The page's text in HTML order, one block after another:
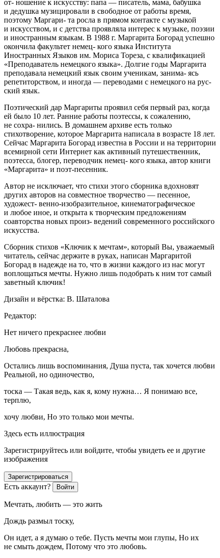
от- ношение к искусству: папа — писатель, мама, бабушка
и дедушка музицировали в свободное от работы время,
поэтому Маргари- та росла в прямом контакте с музыкой
и искусством, и с детства проявляла интерес к музыке, поэзии
и иностранным языкам. В 1988 г. Маргарита Богорад успешно
окончила факультет немец- кого языка Института
Иностранных Языков им. Мориса Тореза, с квалификацией
«Преподаватель немецкого языка». Долгие годы Маргарита
преподавала немецкий язык своим ученикам, занима- ясь
репетиторством, и иногда — переводами с немецкого на рус-
ский язык.
Поэтический дар Маргариты проявил себя первый раз, когда
ей было 10 лет. Ранние работы поэтессы, к сожалению,
не сохра- нились. В домашнем архиве есть только
стихотворение, которое Маргарита написала в возрасте 18 лет.
Сейчас Маргарита Богорад известна в России и на территории
всемирной сети Интернет как активный путешественник,
поэтесса, блогер, переводчик немец- кого языка, автор книги
«Маргарита» и поэт-песенник.
Автор не исключает, что стихи этого сборника вдохновят
других авторов на совместное творчество — песенное,
художест- венно-изобразительное, кинематографическое
и любое иное, и открыта к творческим предложениям
соавторства новых произ- ведений современного российского
искусства.
Сборник стихов «Ключик к мечтам», который Вы, уважаемый
читатель, сейчас держите в руках, написан Маргаритой
Богорад в надежде на то, что в жизни каждого из нас могут
воплощаться мечты. Нужно лишь подобрать к ним тот самый
заветный ключик!
Дизайн и вёрстка: В. Шаталова
Редактор:
Нет ничего прекраснее любви
Любовь прекрасна,
Остались лишь воспоминания, Душа пуста, так хочется любви
Реальной, но одиночество,
тоска — Такая ведь, как я, кому нужна… Я понимаю все,
терплю,
хочу любви, Но это только мои мечты.
Здесь есть иллюстрация
Зарегистрируйтесь или войдите, чтобы увидеть ее и другие
изображения
Зарегистрироваться
Есть аккаунт? Войти
Мечтать, любить — это жить
Дождь размыл тоску,
Он идет, а я думаю о тебе. Пусть мечты мои глупы, Но их
не смыть дождем, Потому что это любовь.